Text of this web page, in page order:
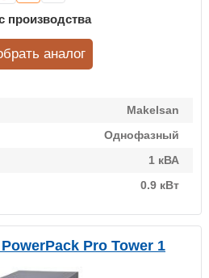
Makelsan
Однофазный
1 кВА
0.9 кВт
производства
аналог
Pro Tower 1